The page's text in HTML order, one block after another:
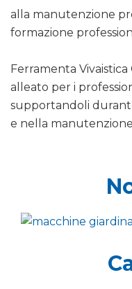
alla manutenzione
formazione
Ferramenta
alleato per i
supportandoli
e nella